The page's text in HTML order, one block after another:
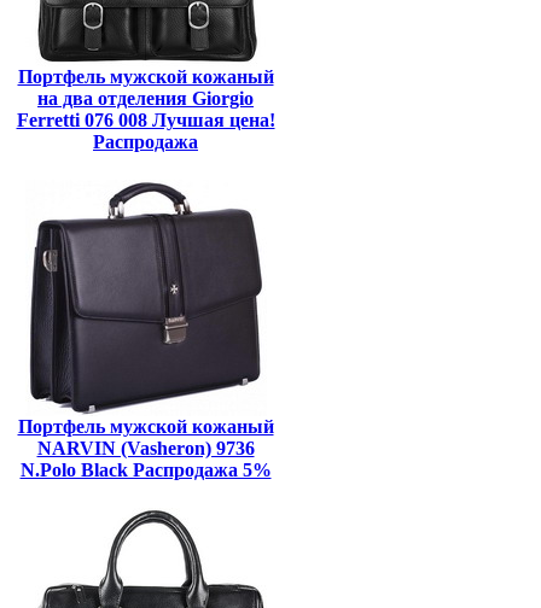
Портфель мужской кожаный
на два отделения Giorgio
Ferretti 076 008 Лучшая цена!
Распродажа
Портфель мужской кожаный
NARVIN (Vasheron) 9736
N.Polo Black Распродажа 5%